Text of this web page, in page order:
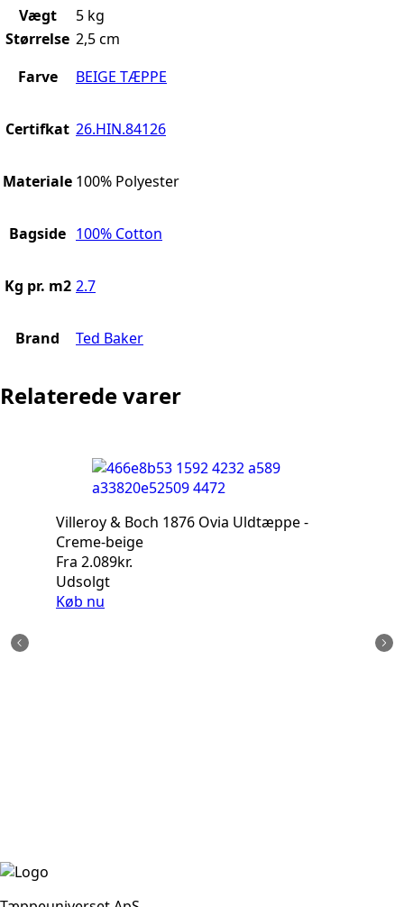
Vægt
5 kg
Størrelse 2,5 cm
Farve
BEIGE TÆPPE
Certifkat 26.HIN.84126
Materiale 100% Polyester
Bagside 100% Cotton
Kg pr. m2 2.7
Brand Ted Baker
Relaterede varer
Villeroy & Boch 1876 Ovia Uldtæppe -
Creme-beige
Fra 2.089kr.
Udsolgt
Køb nu